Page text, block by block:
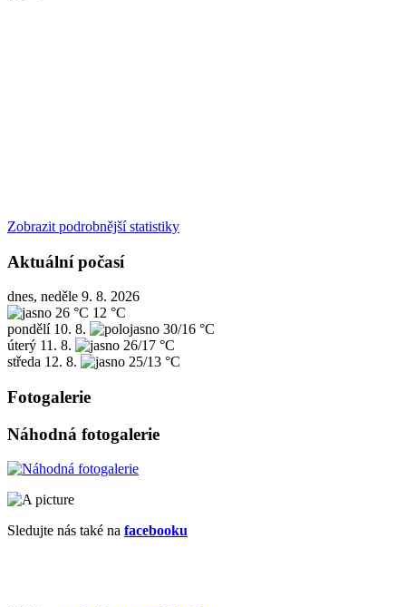
Zobrazit podrobnější statistiky
Aktuální počasí
dnes, neděle 9. 8. 2026
26 °C 12 °C
pondělí 10. 8.
30/16 °C
úterý 11. 8.
26/17 °C
středa 12. 8. 25/13 °C
Fotogalerie
Náhodná fotogalerie
Sledujte nás také na facebooku